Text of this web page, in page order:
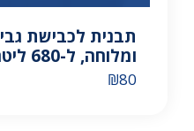
תבנית לכבישת
ומלוחה, ל-680 ליטר תכולת גבן
₪80